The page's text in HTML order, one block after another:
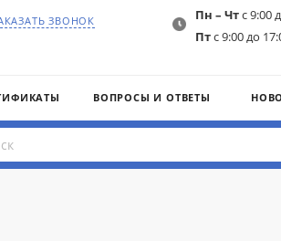
ЗВОНОК Пн – Чтс 9:00
Птс 9:00 до
ВОПРОСЫ И ОТВЕТЫ